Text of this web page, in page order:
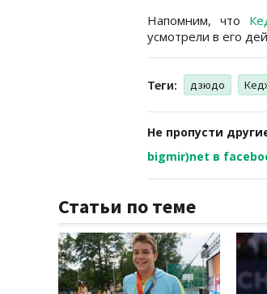
Напомним, что
усмотрели в его
Теги: дзюдо
Не пропусти
bigmir)net в
Статьи по теме